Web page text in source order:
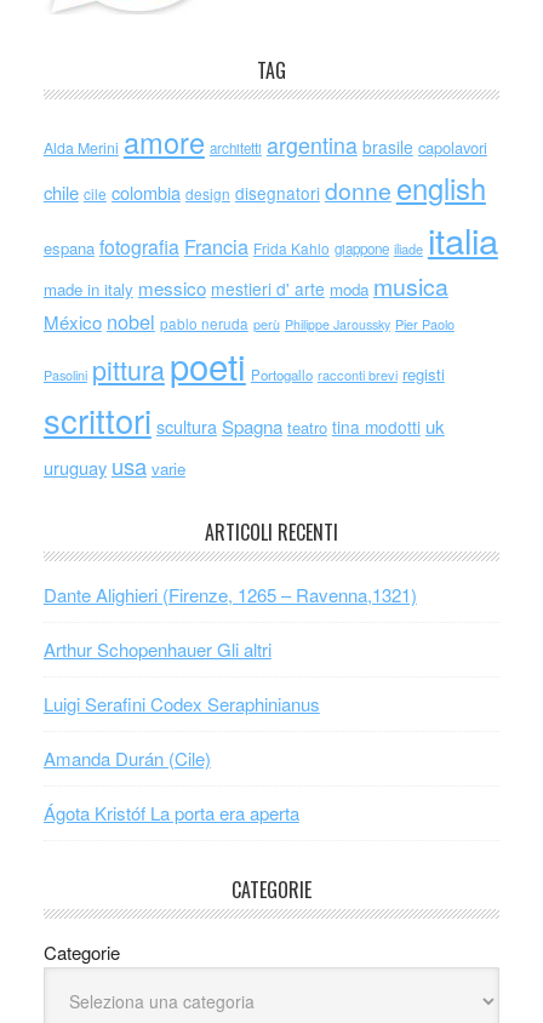
TAG
Alda Merini amore architetti argentina brasile capolavori
chile cile colombia design disegnatori donne english
espana fotografia Francia Frida Kahlo giappone iliade italia
made in italy messico mestieri d' arte moda musica
México nobel pablo neruda perù Philippe Jaroussky Pier Paolo
Pasolini pitturapoeti Portogallo racconti brevi registi
scrittori scultura Spagna teatro tina modotti uk
uruguay usa varie
ARTICOLI RECENTI
Dante Alighieri (Firenze, 1265 – Ravenna,1321)
Arthur Schopenhauer Gli altri
Luigi Serafini Codex Seraphinianus
Amanda Durán (Cile)
Ágota Kristóf La porta era aperta
CATEGORIE
Categorie